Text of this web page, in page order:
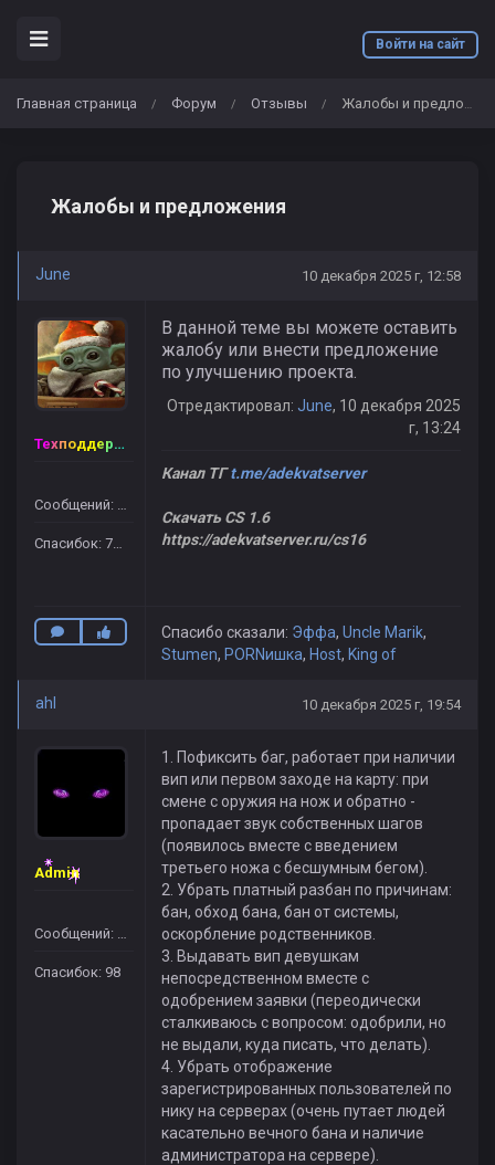
Войти на сайт
Главная страница / Форум / Отзывы / Жалобы и предложения
Жалобы и предложения
June 10 декабря 2025 г, 12:58
Техподдержка
Сообщений: 665
Спасибок: 7429
В данной теме вы можете оставить
жалобу или внести предложение
по улучшению проекта.
Отредактировал: June, 10 декабря 2025
г, 13:24
Канал ТГt.me/adekvatserver
Скачать CS 1.6
https://adekvatserver.ru/cs16
Спасибо сказали: Эффа, Uncle Marik,
Stumen, PORNишка, Host, King of
ahl 10 декабря 2025 г, 19:54
Admin
Сообщений: 109
Спасибок: 98
1. Пофиксить баг, работает при наличии
вип или первом заходе на карту: при
смене с оружия на нож и обратно -
пропадает звук собственных шагов
(появилось вместе с введением
третьего ножа с бесшумным бегом).
2. Убрать платный разбан по причинам:
бан, обход бана, бан от системы,
оскорбление родственников.
3. Выдавать вип девушкам
непосредственном вместе с
одобрением заявки (переодически
сталкиваюсь с вопросом: одобрили, но
не выдали, куда писать, что делать).
4. Убрать отображение
зарегистрированных пользователей по
нику на серверах (очень путает людей
касательно вечного бана и наличие
администратора на сервере).